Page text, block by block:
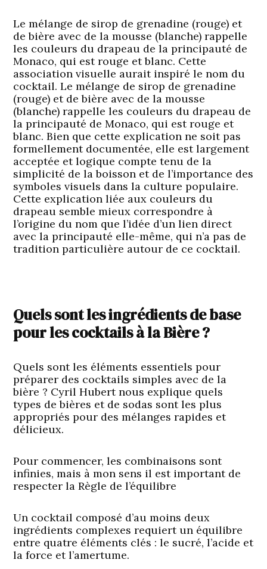
Le mélange de sirop de grenadine (rouge) et
de bière avec de la mousse (blanche) rappelle
les couleurs du drapeau de la principauté de
Monaco, qui est rouge et blanc. Cette
association visuelle aurait inspiré le nom du
cocktail. Le mélange de sirop de grenadine
(rouge) et de bière avec de la mousse
(blanche) rappelle les couleurs du drapeau de
la principauté de Monaco, qui est rouge et
blanc. Bien que cette explication ne soit pas
formellement documentée, elle est largement
acceptée et logique compte tenu de la
simplicité de la boisson et de l’importance des
symboles visuels dans la culture populaire.
Cette explication liée aux couleurs du
drapeau semble mieux correspondre à
l’origine du nom que l’idée d’un lien direct
avec la principauté elle-même, qui n’a pas de
tradition particulière autour de ce cocktail.
Quels sont les ingrédients de base
pour les cocktails à la Bière ?
Quels sont les éléments essentiels pour
préparer des cocktails simples avec de la
bière ? Cyril Hubert nous explique quels
types de bières et de sodas sont les plus
appropriés pour des mélanges rapides et
délicieux.
Pour commencer, les combinaisons sont
infinies, mais à mon sens il est important de
respecter la Règle de l’équilibre
Un cocktail composé d’au moins deux
ingrédients complexes requiert un équilibre
entre quatre éléments clés : le sucré, l’acide et
la force et l’amertume.